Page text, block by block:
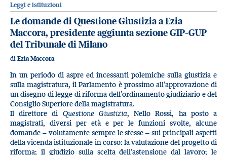
Leggi e istituzioni
Le domande di Questione Giustizia a Ezia
Maccora, presidente aggiunta sezione GIP-GUP
del Tribunale di Milano
di Ezia Maccora
In un periodo di aspre ed incessanti polemiche sulla giustizia e
sulla magistratura, il Parlamento è prossimo all’approvazione di
un disegno di legge di riforma dell’ordinamento giudiziario e del
Consiglio Superiore della magistratura.
Il direttore di Questione Giustizia, Nello Rossi, ha posto a
magistrati, diversi per età e per le funzioni svolte, alcune
domande – volutamente sempre le stesse – sui principali aspetti
della vicenda istituzionale in corso: la valutazione del progetto di
riforma; il giudizio sulla scelta dell’astensione dal lavoro; le